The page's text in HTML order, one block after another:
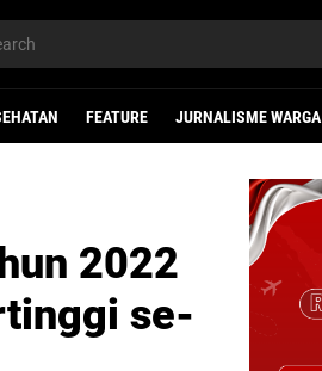
FEATURE JURNALISME WARGA
2022
se-